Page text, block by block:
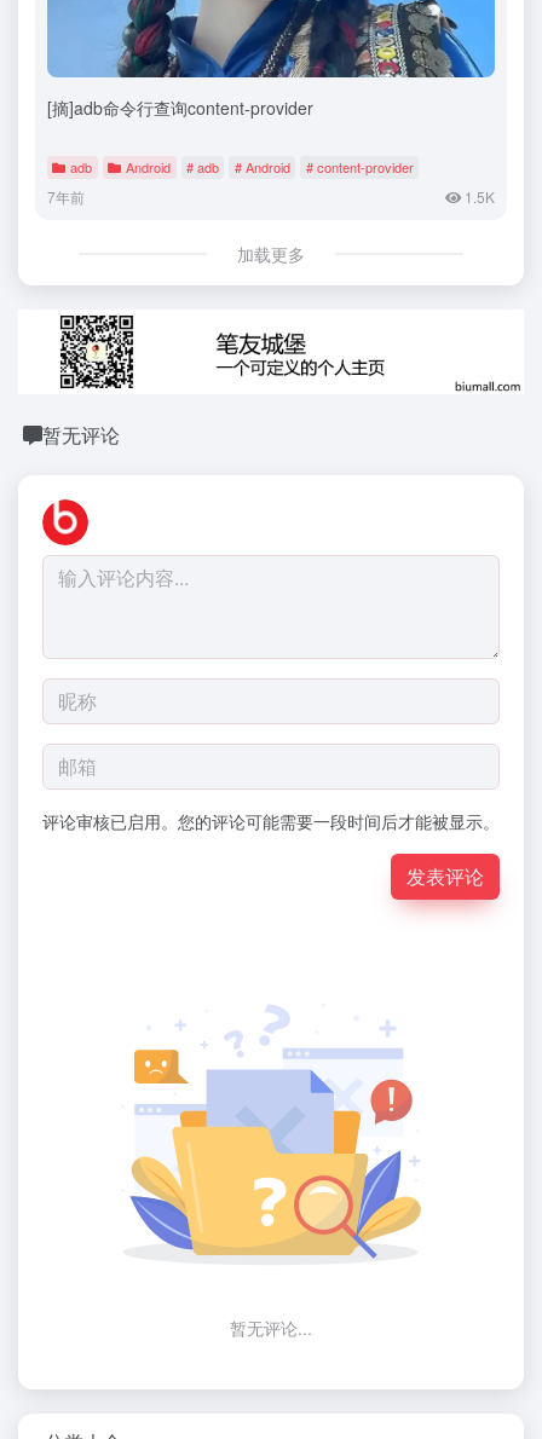
[摘]adb命令行查询content-provider
adb Android # adb # Android # content-provider
7年前 1.5K
加载更多
暂无评论
评论审核已启用。您的评论可能需要一段时间后才能被显示。
发表评论
暂无评论...